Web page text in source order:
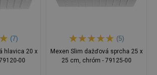
(7)
hlavica 20 x
00
(5)
Mexen Slim dažďová sprcha 25 x
25 cm, chróm - 79125-00